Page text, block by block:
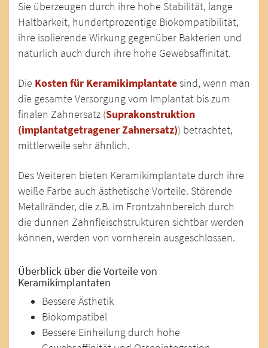
Sie überzeugen durch ihre hohe Stabilität, lange
Haltbarkeit, hundertprozentige Biokompatibilität,
ihre isolierende Wirkung gegenüber Bakterien und
natürlich auch durch ihre hohe Gewebsaffinität.
Die Kosten für Keramikimplantatesind, wenn man
die gesamte Versorgung vom Implantat bis zum
finalen Zahnersatz (Suprakonstruktion
(implantatgetragener Zahnersatz)) betrachtet,
mittlerweile sehr ähnlich.
Des Weiteren bieten Keramikimplantate durch ihre
weiße Farbe auch ästhetische Vorteile. Störende
Metallränder, die z.B. im Frontzahnbereich durch
die dünnen Zahnfleischstrukturen sichtbar werden
können, werden von vornherein ausgeschlossen.
Überblick über die Vorteile von
Keramikimplantaten
Bessere Ästhetik
Biokompatibel
Bessere Einheilung durch hohe